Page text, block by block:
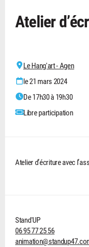
Atelier
Le Hang'art - Agen
le 21 mars 2024
De 17h30 à 19h30
Libre participation
Atelier d’écriture avec
Stand'UP
06 95 77 25 56